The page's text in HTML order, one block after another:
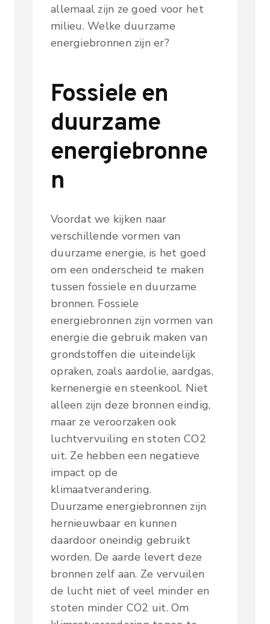
allemaal zijn ze goed voor het
milieu. Welke duurzame
energiebronnen zijn er?
Fossiele en
duurzame
energiebronne
n
Voordat we kijken naar
verschillende vormen van
duurzame energie, is het goed
om een onderscheid te maken
tussen fossiele en duurzame
bronnen. Fossiele
energiebronnen zijn vormen van
energie die gebruik maken van
grondstoffen die uiteindelijk
opraken, zoals aardolie, aardgas,
kernenergie en steenkool. Niet
alleen zijn deze bronnen eindig,
maar ze veroorzaken ook
luchtvervuiling en stoten CO2
uit. Ze hebben een negatieve
impact op de
klimaatverandering.
Duurzame energiebronnen zijn
hernieuwbaar en kunnen
daardoor oneindig gebruikt
worden. De aarde levert deze
bronnen zelf aan. Ze vervuilen
de lucht niet of veel minder en
stoten minder CO2 uit. Om